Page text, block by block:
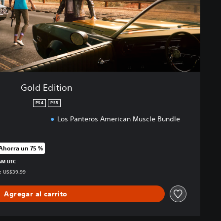
Gold Edition
PS4 PS5
Los Panteros American Muscle Bundle
original de US$39.99
un 75 %
UTC
US$39.99
Agregar al carrito